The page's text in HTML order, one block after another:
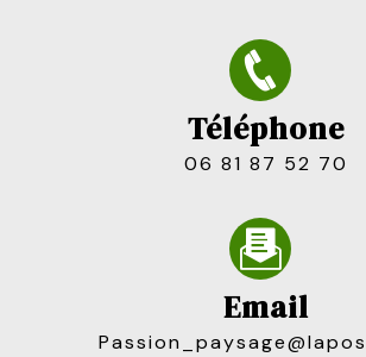
Téléphone
06 81 87 52 70
Email